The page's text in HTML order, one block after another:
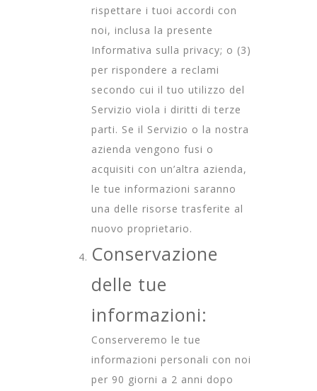
rispettare i tuoi accordi con
noi, inclusa la presente
Informativa sulla privacy; o (3)
per rispondere a reclami
secondo cui il tuo utilizzo del
Servizio viola i diritti di terze
parti. Se il Servizio o la nostra
azienda vengono fusi o
acquisiti con un’altra azienda,
le tue informazioni saranno
una delle risorse trasferite al
nuovo proprietario.
Conservazione
delle tue
informazioni:
Conserveremo le tue
informazioni personali con noi
per 90 giorni a 2 anni dopo